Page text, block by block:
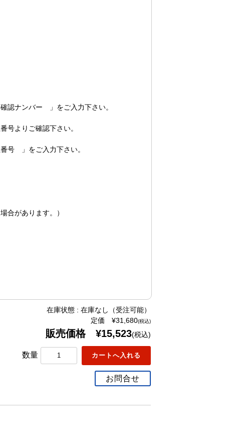
認ナンバー 」をご入力下さい。
号よりご確認下さい。
号 」をご入力下さい。
合があります。）
在庫状態 : 在庫なし（受注可能）
定価 ¥31,680(税込)
販売価格 ¥15,523(税込)
数量
お問合せ